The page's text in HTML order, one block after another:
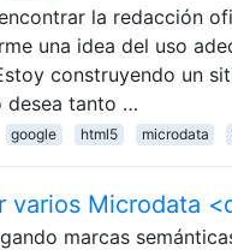
la redacción
una idea del uso
construyendo un
desea tanto …
google html5 microdata
varios Microdata
marcas